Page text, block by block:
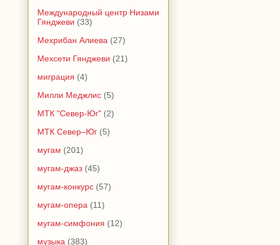
Международный центр Низами
Гянджеви (33)
Мехрибан Алиева (27)
Мехсети Гянджеви (21)
миграция (4)
Милли Меджлис (5)
МТК "Север-Юг" (2)
МТК Север–Юг (5)
мугам (201)
мугам-джаз (45)
мугам-конкурс (57)
мугам-опера (11)
мугам-симфония (12)
музыка (383)